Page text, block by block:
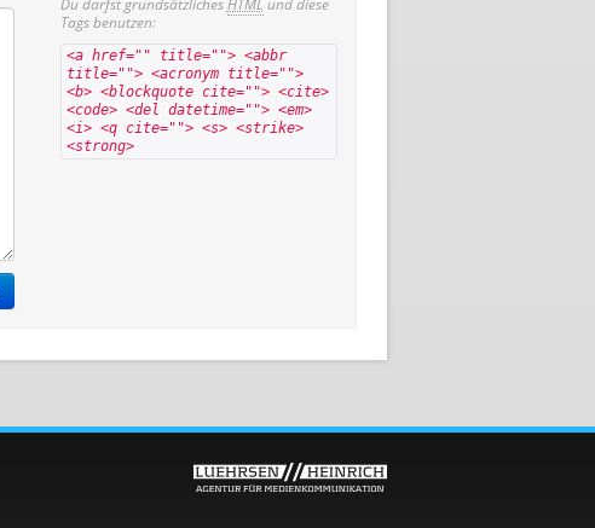
Du darfst grundsätzlichesHTML und diese
Tags benutzen:
<a href="" title=""> <abbr
title=""> <acronym title="">
<b> <blockquote cite=""> <cite>
<code> <del datetime=""> <em>
<i> <q cite=""> <s> <strike>
<strong>